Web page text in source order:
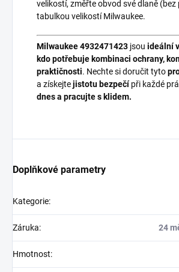
velikostí, změřte obvod své dlaně
tabulkou velikostí Milwaukee.
Milwaukee 4932471423 jsou ideální
kdo potřebuje kombinaci ochrany,
praktičnosti. Nechte si doručit tyto
a získejtejistotu bezpečípři každé
dnes a pracujte s klidem.
Doplňkové parametry
Kategorie:
Záruka: 24
Hmotnost: